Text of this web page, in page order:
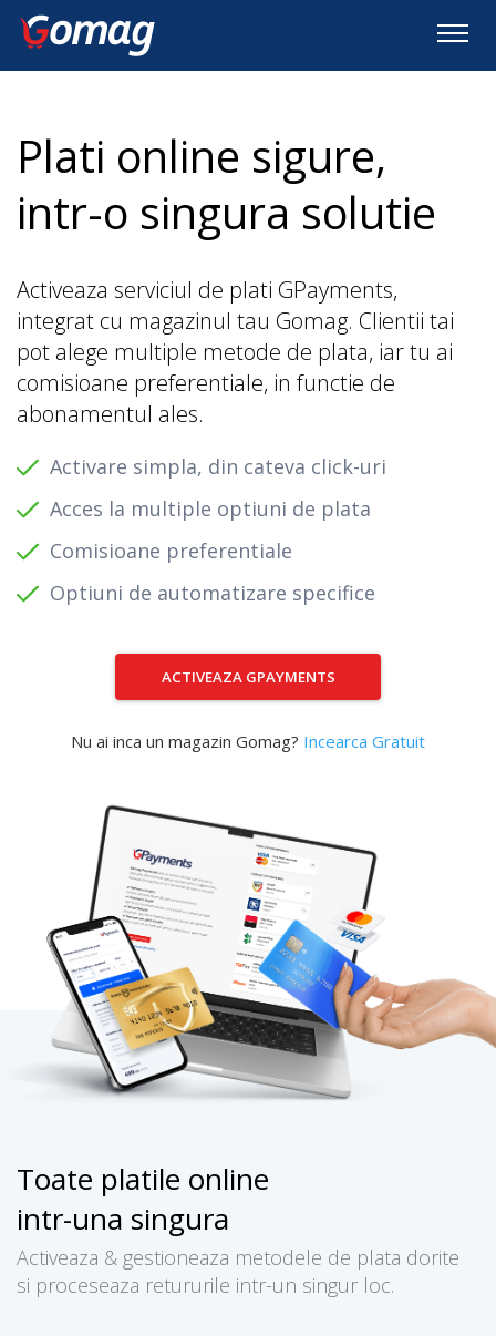
Plati online sigure,
intr-o singura solutie
Activeaza serviciul de plati GPayments,
integrat cu magazinul tau Gomag. Clientii tai
pot alege multiple metode de plata, iar tu ai
comisioane preferentiale, in functie de
abonamentul ales.
Activare simpla, din cateva click-uri
Acces la multiple optiuni de plata
Comisioane preferentiale
Optiuni de automatizare specifice
ACTIVEAZA GPAYMENTS
Nu ai inca un magazin Gomag? Incearca Gratuit
Toate platile online
intr-una singura
Activeaza & gestioneaza metodele de plata dorite
si proceseaza retururile intr-un singur loc.